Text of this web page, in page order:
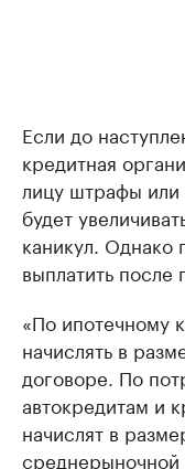
Если до
кредитная
лицу штрафы или
будет
каникул. Однако
выплатить после
«По ипотечному
начислять в
договоре. По
автокредитам и
начислят в
среднерыночной